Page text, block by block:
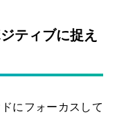
ティブに捉え
にフォーカスして